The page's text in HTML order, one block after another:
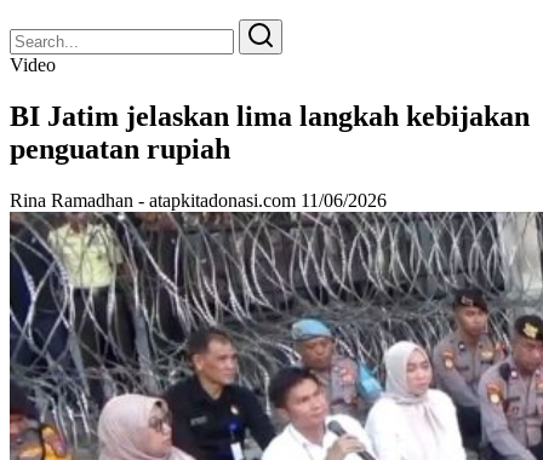
Search
for:
Search
Video
BI Jatim jelaskan lima langkah kebijakan
penguatan rupiah
Rina Ramadhan - atapkitadonasi.com 11/06/2026